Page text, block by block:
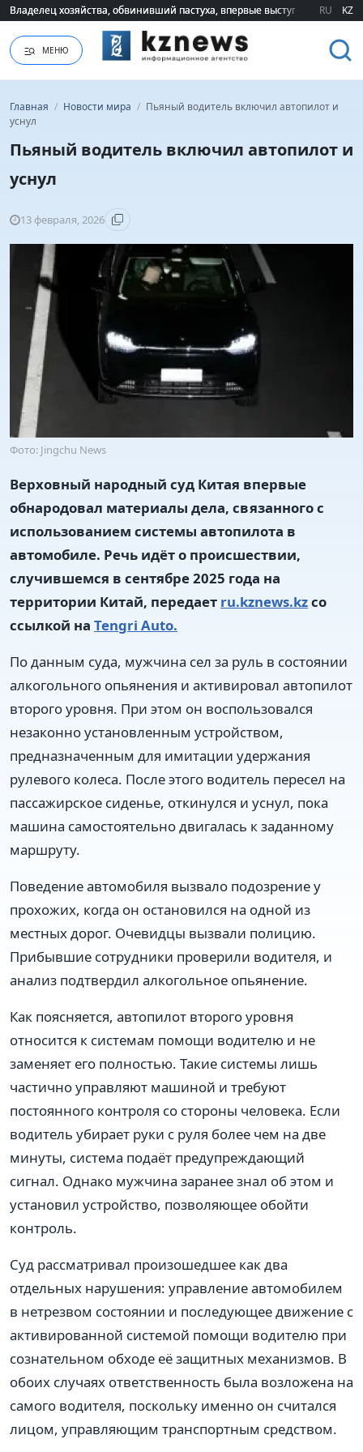
Владелец хозяйства, обвинивший пастуха, впервые выступил
Владелец хозяйства, обвинивший пастуха, впервые выступил RU KZ
МЕНЮ
Главная / Новости мира / Пьяный водитель включил автопилот и
уснул
Пьяный водитель включил автопилот и
уснул
13 февраля, 2026
Фото: Jingchu News
Верховный народный суд Китая впервые
обнародовал материалы дела, связанного с
использованием системы автопилота в
автомобиле. Речь идёт о происшествии,
случившемся в сентябре 2025 года на
территории Китай, передает ru.kznews.kzсо
ссылкой на Tengri Auto.
По данным суда, мужчина сел за руль в состоянии
алкогольного опьянения и активировал автопилот
второго уровня. При этом он воспользовался
незаконно установленным устройством,
предназначенным для имитации удержания
рулевого колеса. После этого водитель пересел на
пассажирское сиденье, откинулся и уснул, пока
машина самостоятельно двигалась к заданному
маршруту.
Поведение автомобиля вызвало подозрение у
прохожих, когда он остановился на одной из
местных дорог. Очевидцы вызвали полицию.
Прибывшие сотрудники проверили водителя, и
анализ подтвердил алкогольное опьянение.
Как поясняется, автопилот второго уровня
относится к системам помощи водителю и не
заменяет его полностью. Такие системы лишь
частично управляют машиной и требуют
постоянного контроля со стороны человека. Если
водитель убирает руки с руля более чем на две
минуты, система подаёт предупреждающий
сигнал. Однако мужчина заранее знал об этом и
установил устройство, позволяющее обойти
контроль.
Суд рассматривал произошедшее как два
отдельных нарушения: управление автомобилем
в нетрезвом состоянии и последующее движение с
активированной системой помощи водителю при
сознательном обходе её защитных механизмов. В
обоих случаях ответственность была возложена на
самого водителя, поскольку именно он считался
лицом, управляющим транспортным средством.